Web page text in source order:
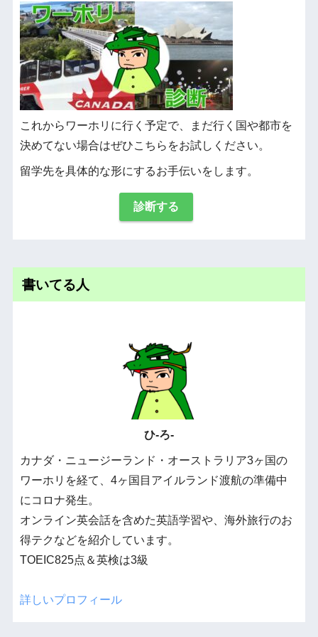
これからワーホリに行く予定で、まだ行く国や都市を
決めてない場合はぜひこちらをお試しください。
留学先を具体的な形にするお手伝いをします。
診断する
書いてる人
ひ-ろ-
カナダ・ニュージーランド・オーストラリア3ヶ国の
ワーホリを経て、4ヶ国目アイルランド渡航の準備中
にコロナ発生。
オンライン英会話を含めた英語学習や、海外旅行のお
得テクなどを紹介しています。
TOEIC825点＆英検は3級
詳しいプロフィール